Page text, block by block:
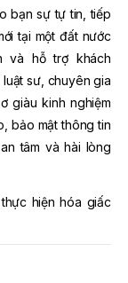
bạn sự tự tin, tiếp
tại một đất nước
và hỗ trợ khách
sư, chuyên gia
giàu kinh nghiệm
bảo mật thông tin
tâm và hài lòng
hiện hóa giấc